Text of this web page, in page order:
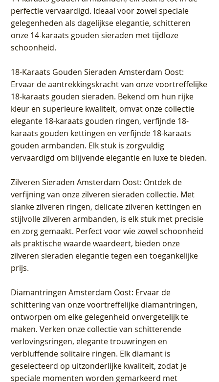
perfectie vervaardigd. Ideaal voor zowel speciale
gelegenheden als dagelijkse elegantie, schitteren
onze 14-karaats gouden sieraden met tijdloze
schoonheid.
18-Karaats Gouden Sieraden Amsterdam Oost:
Ervaar de aantrekkingskracht van onze voortreffelijke
18-karaats gouden sieraden. Bekend om hun rijke
kleur en superieure kwaliteit, omvat onze collectie
elegante 18-karaats gouden ringen, verfijnde 18-
karaats gouden kettingen en verfijnde 18-karaats
gouden armbanden. Elk stuk is zorgvuldig
vervaardigd om blijvende elegantie en luxe te bieden.
Zilveren Sieraden Amsterdam Oost: Ontdek de
verfijning van onze zilveren sieraden collectie. Met
slanke zilveren ringen, delicate zilveren kettingen en
stijlvolle zilveren armbanden, is elk stuk met precisie
en zorg gemaakt. Perfect voor wie zowel schoonheid
als praktische waarde waardeert, bieden onze
zilveren sieraden elegantie tegen een toegankelijke
prijs.
Diamantringen Amsterdam Oost: Ervaar de
schittering van onze voortreffelijke diamantringen,
ontworpen om elke gelegenheid onvergetelijk te
maken. Verken onze collectie van schitterende
verlovingsringen, elegante trouwringen en
verbluffende solitaire ringen. Elk diamant is
geselecteerd op uitzonderlijke kwaliteit, zodat je
speciale momenten worden gemarkeerd met